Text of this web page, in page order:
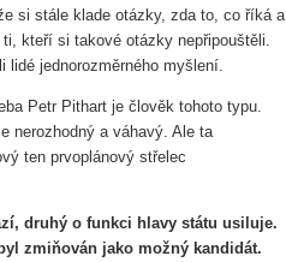
si stále klade otázky, zda to, co říká a
kteří si takové otázky nepřipouštěli.
jednorozměrného myšlení.
Petr Pithart je člověk tohoto typu.
nerozhodný a váhavý. Ale ta
ten prvoplánový střelec
druhý o funkci hlavy státu usiluje.
zmiňován jako možný kandidát.